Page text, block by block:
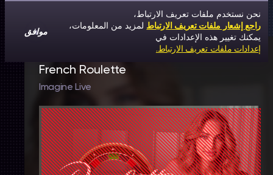
French Roulette
Imagine Live
نحن نستخدم ملفات تعريف الارتباط،
راجع إشعار ملفات تعريف الارتباط لمزيد من المعلومات،
يمكنك تغيير هذه الإعدادات في
إعدادات ملفات تعريف الارتباط.
موافق